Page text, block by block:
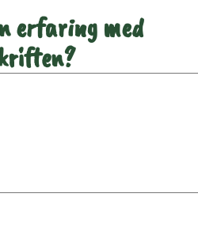
erfaring med